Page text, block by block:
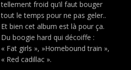
tellement froid qu’il faut bouger
tout le temps pour ne pas geler..
Et bien cet album est là pour ça.
Du boogie hard qui décoiffe :
« Fat girls », »Homebound train »,
« Red cadillac ».